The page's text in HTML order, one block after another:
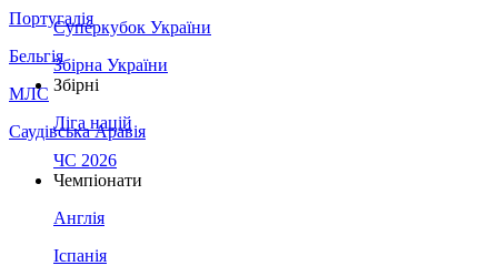
Португалія
Бельгія
МЛС
Саудівська Аравія
Суперкубок України
Збірна України
Збірні
Ліга націй
ЧС 2026
Чемпіонати
Англія
Іспанія